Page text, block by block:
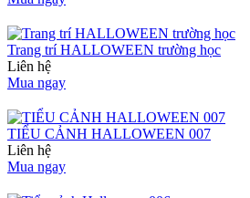
Trang trí HALLOWEEN trường học
Liên hệ
Mua ngay
TIỂU CẢNH HALLOWEEN 007
Liên hệ
Mua ngay